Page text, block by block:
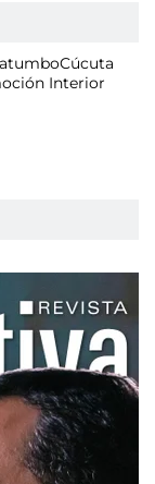
Cúcuta
Interior